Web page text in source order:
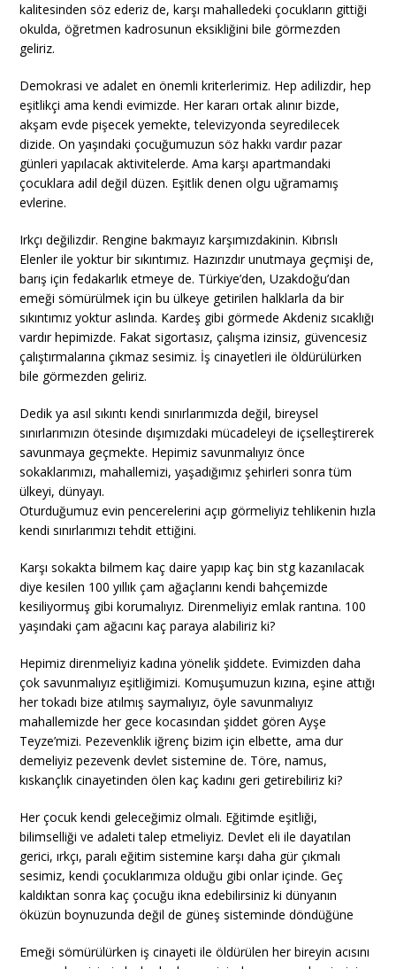
kalitesinden söz ederiz de, karşı mahalledeki çocukların gittiği
okulda, öğretmen kadrosunun eksikliğini bile görmezden
geliriz.
Demokrasi ve adalet en önemli kriterlerimiz. Hep adilizdir, hep
eşitlikçi ama kendi evimizde. Her kararı ortak alınır bizde,
akşam evde pişecek yemekte, televizyonda seyredilecek
dizide. On yaşındaki çocuğumuzun söz hakkı vardır pazar
günleri yapılacak aktivitelerde. Ama karşı apartmandaki
çocuklara adil değil düzen. Eşitlik denen olgu uğramamış
evlerine.
Irkçı değilizdir. Rengine bakmayız karşımızdakinin. Kıbrıslı
Elenler ile yoktur bir sıkıntımız. Hazırızdır unutmaya geçmişi de,
barış için fedakarlık etmeye de. Türkiye’den, Uzakdoğu’dan
emeği sömürülmek için bu ülkeye getirilen halklarla da bir
sıkıntımız yoktur aslında. Kardeş gibi görmede Akdeniz sıcaklığı
vardır hepimizde. Fakat sigortasız, çalışma izinsiz, güvencesiz
çalıştırmalarına çıkmaz sesimiz. İş cinayetleri ile öldürülürken
bile görmezden geliriz.
Dedik ya asıl sıkıntı kendi sınırlarımızda değil, bireysel
sınırlarımızın ötesinde dışımızdaki mücadeleyi de içselleştirerek
savunmaya geçmekte. Hepimiz savunmalıyız önce
sokaklarımızı, mahallemizi, yaşadığımız şehirleri sonra tüm
ülkeyi, dünyayı.
Oturduğumuz evin pencerelerini açıp görmeliyiz tehlikenin hızla
kendi sınırlarımızı tehdit ettiğini.
Karşı sokakta bilmem kaç daire yapıp kaç bin stg kazanılacak
diye kesilen 100 yıllık çam ağaçlarını kendi bahçemizde
kesiliyormuş gibi korumalıyız. Direnmeliyiz emlak rantına. 100
yaşındaki çam ağacını kaç paraya alabiliriz ki?
Hepimiz direnmeliyiz kadına yönelik şiddete. Evimizden daha
çok savunmalıyız eşitliğimizi. Komuşumuzun kızına, eşine attığı
her tokadı bize atılmış saymalıyız, öyle savunmalıyız
mahallemizde her gece kocasından şiddet gören Ayşe
Teyze’mizi. Pezevenklik iğrenç bizim için elbette, ama dur
demeliyiz pezevenk devlet sistemine de. Töre, namus,
kıskançlık cinayetinden ölen kaç kadını geri getirebiliriz ki?
Her çocuk kendi geleceğimiz olmalı. Eğitimde eşitliği,
bilimselliği ve adaleti talep etmeliyiz. Devlet eli ile dayatılan
gerici, ırkçı, paralı eğitim sistemine karşı daha gür çıkmalı
sesimiz, kendi çocuklarımıza olduğu gibi onlar içinde. Geç
kaldıktan sonra kaç çocuğu ikna edebilirsiniz ki dünyanın
öküzün boynuzunda değil de güneş sisteminde döndüğüne
Emeği sömürülürken iş cinayeti ile öldürülen her bireyin acısını